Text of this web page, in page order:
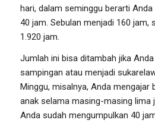
hari, dalam seminggu berarti
40 jam. Sebulan menjadi 160 jam,
1.920 jam.
Jumlah ini bisa ditambah jika
sampingan atau menjadi
Minggu, misalnya, Anda mengajar
anak selama masing-masing lima
Anda sudah mengumpulkan 40